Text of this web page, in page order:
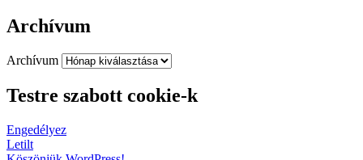
Archívum
Archívum
Testre szabott cookie-k
Engedélyez
Letilt